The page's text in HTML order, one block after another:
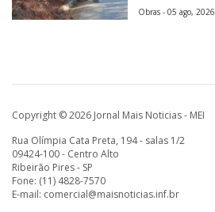
Obras - 05 ago, 2026
Copyright © 2026 Jornal Mais Noticias - MEI
Rua Olímpia Cata Preta, 194 - salas 1/2
09424-100 - Centro Alto
Ribeirão Pires - SP
Fone: (11) 4828-7570
E-mail: comercial@maisnoticias.inf.br